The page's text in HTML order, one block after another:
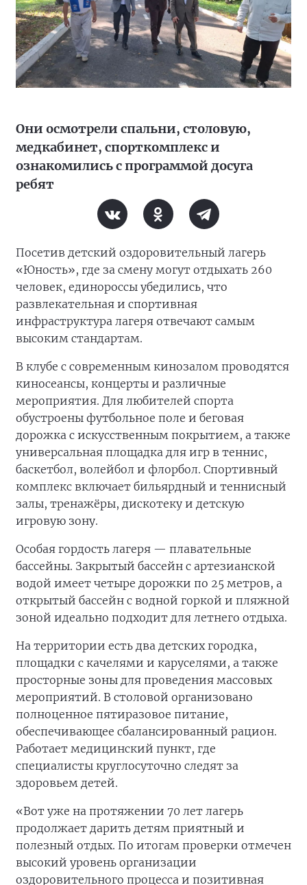
Они осмотрели спальни, столовую,
медкабинет, спорткомплекс и
ознакомились с программой досуга
ребят
Посетив детский оздоровительный лагерь
«Юность», где за смену могут отдыхать 260
человек, единороссы убедились, что
развлекательная и спортивная
инфраструктура лагеря отвечают самым
высоким стандартам.
В клубе с современным кинозалом проводятся
киносеансы, концерты и различные
мероприятия. Для любителей спорта
обустроены футбольное поле и беговая
дорожка с искусственным покрытием, а также
универсальная площадка для игр в теннис,
баскетбол, волейбол и флорбол. Спортивный
комплекс включает бильярдный и теннисный
залы, тренажёры, дискотеку и детскую
игровую зону.
Особая гордость лагеря — плавательные
бассейны. Закрытый бассейн с артезианской
водой имеет четыре дорожки по 25 метров, а
открытый бассейн с водной горкой и пляжной
зоной идеально подходит для летнего отдыха.
На территории есть два детских городка,
площадки с качелями и каруселями, а также
просторные зоны для проведения массовых
мероприятий. В столовой организовано
полноценное пятиразовое питание,
обеспечивающее сбалансированный рацион.
Работает медицинский пункт, где
специалисты круглосуточно следят за
здоровьем детей.
«Вот уже на протяжении 70 лет лагерь
продолжает дарить детям приятный и
полезный отдых. По итогам проверки отмечен
высокий уровень организации
оздоровительного процесса и позитивная